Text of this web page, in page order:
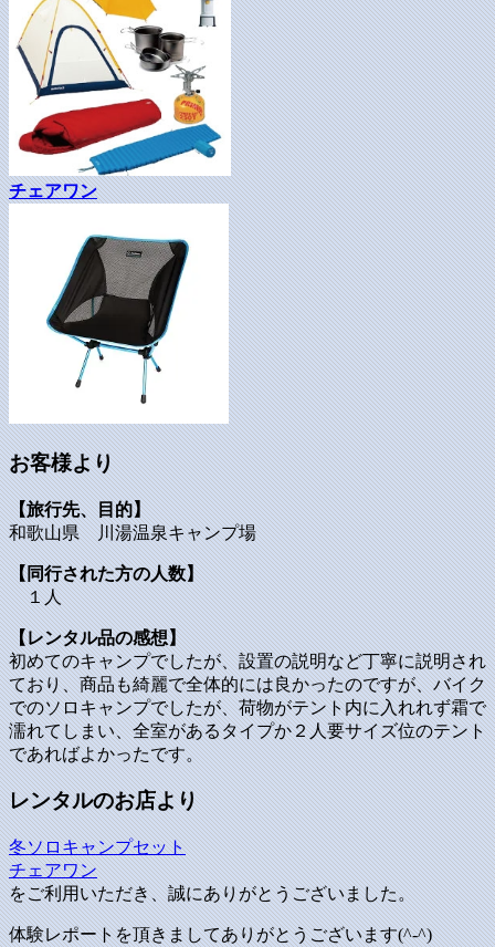
チェアワン
お客様より
【旅行先、目的】
和歌山県 川湯温泉キャンプ場
【同行された方の人数】
１人
【レンタル品の感想】
初めてのキャンプでしたが、設置の説明など丁寧に説明され
ており、商品も綺麗で全体的には良かったのですが、バイク
でのソロキャンプでしたが、荷物がテント内に入れれず霜で
濡れてしまい、全室があるタイプか２人要サイズ位のテント
であればよかったです。
レンタルのお店より
冬ソロキャンプセット
チェアワン
をご利用いただき、誠にありがとうございました。
体験レポートを頂きましてありがとうございます(^-^)